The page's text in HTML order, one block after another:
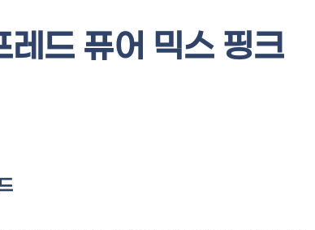
레드 퓨어 믹스 핑크